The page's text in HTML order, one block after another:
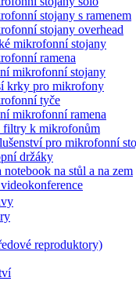
stojany s ramenem
stojany overhead
mikrofonní stojany
ramena
mikrofonní stojany
krky pro mikrofony
tyče
mikrofonní ramena
filtry k mikrofonům
pro mikrofonní
držáky
notebook na stůl a na zem
reproduktory)